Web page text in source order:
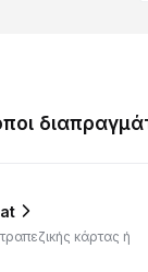
κάρτας ή